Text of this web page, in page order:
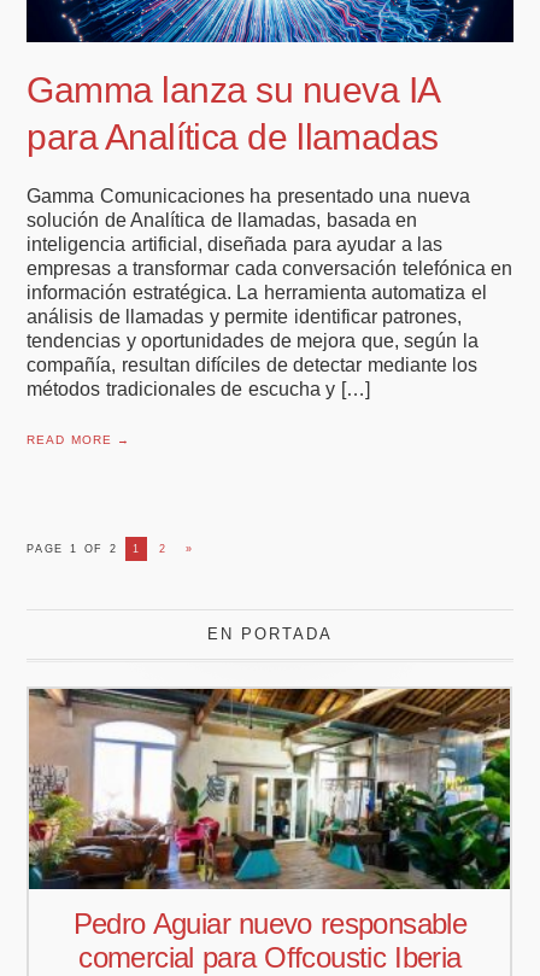
Gamma lanza su nueva IA
para Analítica de llamadas
Gamma Comunicaciones ha presentado una nueva
solución de Analítica de llamadas, basada en
inteligencia artificial, diseñada para ayudar a las
empresas a transformar cada conversación telefónica en
información estratégica. La herramienta automatiza el
análisis de llamadas y permite identificar patrones,
tendencias y oportunidades de mejora que, según la
compañía, resultan difíciles de detectar mediante los
métodos tradicionales de escucha y […]
READ MORE →
PAGE 1 OF 2 1 2 »
EN PORTADA
Pedro Aguiar nuevo responsable
comercial para Offcoustic Iberia